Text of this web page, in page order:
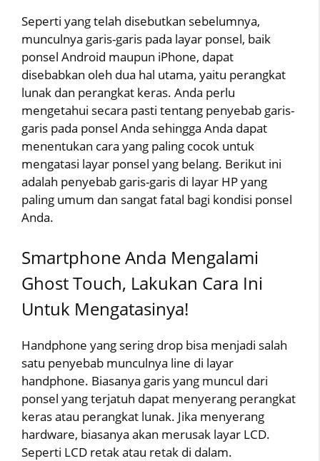
Seperti yang telah disebutkan sebelumnya,
munculnya garis-garis pada layar ponsel, baik
ponsel Android maupun iPhone, dapat
disebabkan oleh dua hal utama, yaitu perangkat
lunak dan perangkat keras. Anda perlu
mengetahui secara pasti tentang penyebab garis-
garis pada ponsel Anda sehingga Anda dapat
menentukan cara yang paling cocok untuk
mengatasi layar ponsel yang belang. Berikut ini
adalah penyebab garis-garis di layar HP yang
paling umum dan sangat fatal bagi kondisi ponsel
Anda.
Smartphone Anda Mengalami
Ghost Touch, Lakukan Cara Ini
Untuk Mengatasinya!
Handphone yang sering drop bisa menjadi salah
satu penyebab munculnya line di layar
handphone. Biasanya garis yang muncul dari
ponsel yang terjatuh dapat menyerang perangkat
keras atau perangkat lunak. Jika menyerang
hardware, biasanya akan merusak layar LCD.
Seperti LCD retak atau retak di dalam.